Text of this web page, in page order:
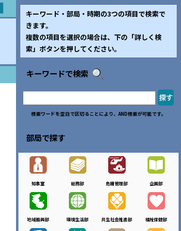
キーワード・部局・時期の3つの項目で検索で
きます。
複数の項目を選択の場合は、下の「詳しく検
索」ボタンを押してください。
キーワードで検索
検索ワードを空白で区切ることにより、AND検索が可能です。
部局で探す
知事室 総務部 危機管理部 企画部
地域振興部 環境生活部 共生社会推進部 福祉保健部